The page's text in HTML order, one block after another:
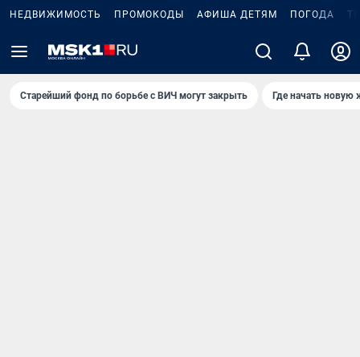
НЕДВИЖИМОСТЬ ПРОМОКОДЫ АФИША ДЕТЯМ ПОГОДА
Старейший фонд по борьбе с ВИЧ могут закрыть Где начать новую